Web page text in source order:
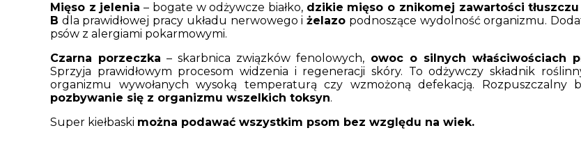
Mięso z jelenia – bogate w odżywcze białko, dzikie mięso o znikomej zawartości
B dla prawidłowej pracy układu nerwowego iżelazo podnoszące wydolność organizmu.
psów z alergiami pokarmowymi.
Czarna porzeczka – skarbnica związków fenolowych, owoc o silnych właściwościach
Sprzyja prawidłowym procesom widzenia i regeneracji skóry. To odżywczy składnik
organizmu wywołanych wysoką temperaturą czy wzmożoną defekacją. Rozpuszczalny
pozbywanie się z organizmu wszelkich toksyn.
Super kiełbaski można podawać wszystkim psom bez względu na wiek.